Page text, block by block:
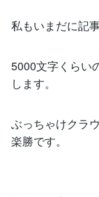
私もいまだに記
5000文字くらい
します。
ぶっちゃけクラ
楽勝です。